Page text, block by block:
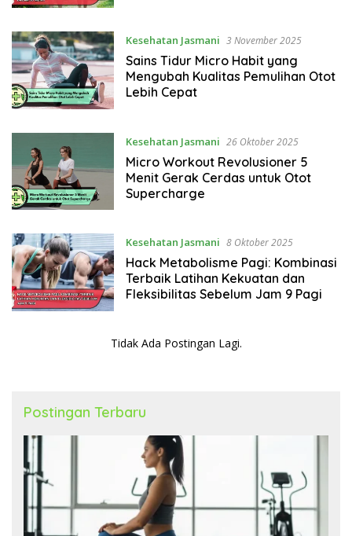
Kesehatan Jasmani 3 November 2025
Sains Tidur Micro Habit yang
Mengubah Kualitas Pemulihan Otot
Lebih Cepat
Kesehatan Jasmani 26 Oktober 2025
Micro Workout Revolusioner 5
Menit Gerak Cerdas untuk Otot
Supercharge
Kesehatan Jasmani 8 Oktober 2025
Hack Metabolisme Pagi: Kombinasi
Terbaik Latihan Kekuatan dan
Fleksibilitas Sebelum Jam 9 Pagi
Tidak Ada Postingan Lagi.
Postingan Terbaru